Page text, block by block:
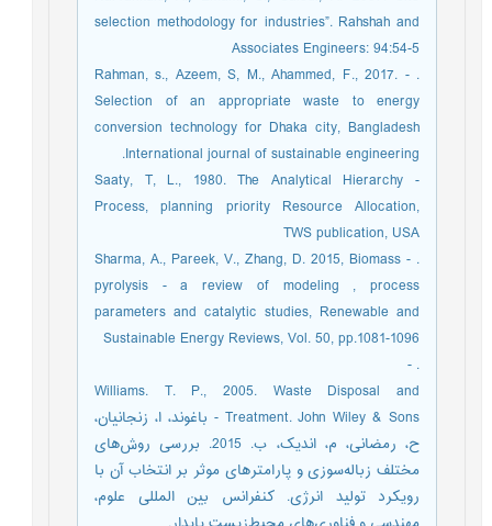
selection methodology for industries”. Rahshah and
Associates Engineers: 94:54-5
. - Rahman, s., Azeem, S, M., Ahammed, F., 2017.
Selection of an appropriate waste to energy
conversion technology for Dhaka city, Bangladesh
.International journal of sustainable engineering
- Saaty, T, L., 1980. The Analytical Hierarchy
Process, planning priority Resource Allocation,
TWS publication, USA
. - Sharma, A., Pareek, V., Zhang, D. 2015, Biomass
pyrolysis - a review of modeling , process
parameters and catalytic studies, Renewable and
Sustainable Energy Reviews, Vol. 50, pp.1081-1096
. -
Williams. T. P., 2005. Waste Disposal and
Treatment. John Wiley & Sons - باغوند، ا، زنجانیان،
ح، رمضانی، م، اندیک، ب. 2015. بررسی روش‌های
مختلف زباله‌سوزی و پارامترهای موثر بر انتخاب آن با
رویکرد تولید انرژی. کنفرانس بین المللی علوم،